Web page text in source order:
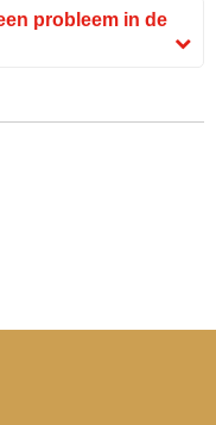
probleem in de